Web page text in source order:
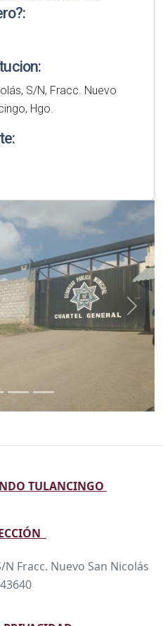
S/N, Fracc. Nuevo
Hgo.
TULANCINGO
Fracc. Nuevo San Nicolás